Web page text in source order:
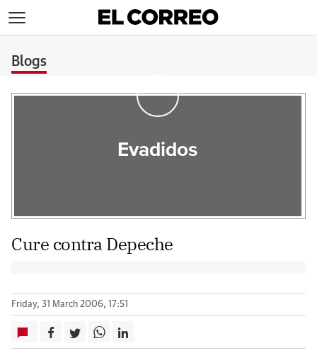
Blogs
Evadidos
Cure contra Depeche
Friday, 31 March 2006, 17:51